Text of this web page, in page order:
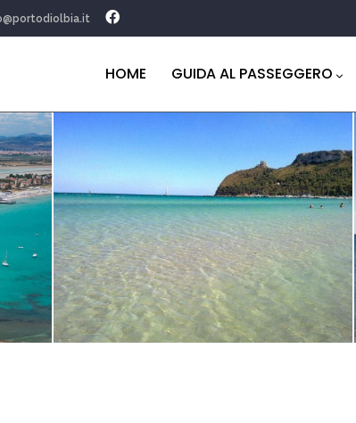
principale
HOME GUIDA AL PASSEGGERO